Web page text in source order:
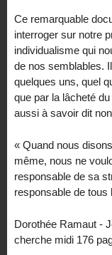
Ce remarquable
interroger sur notre
individualisme qui
de nos semblables.
quelques uns, quel
que par la lâcheté
aussi à savoir dit
« Quand nous
même, nous ne
responsable de sa
responsable de
Dorothée Ramaut -
cherche midi 176